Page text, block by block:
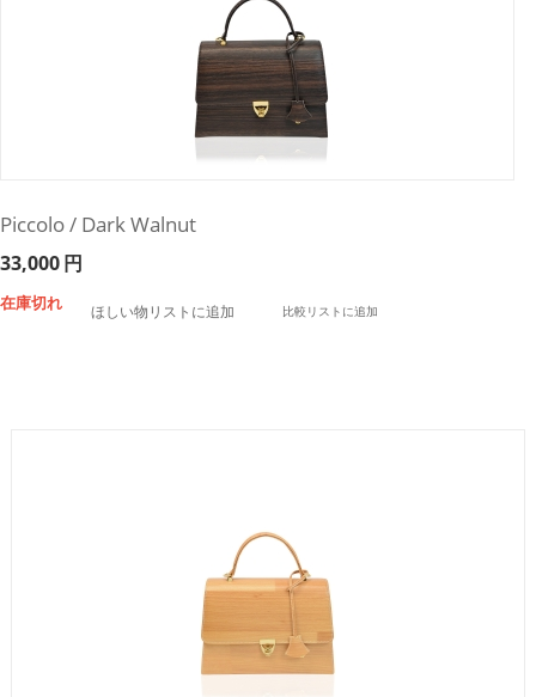
Piccolo / Dark Walnut
33,000円
在庫切れ ほしい物リストに追加 比較リストに追加